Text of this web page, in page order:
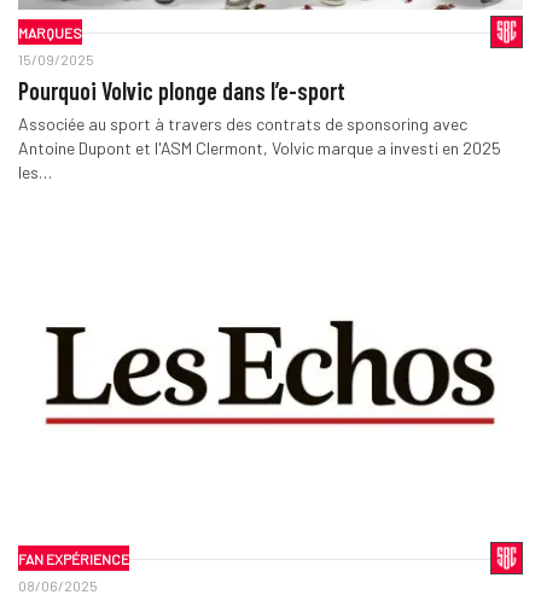
MARQUES
15/09/2025
Pourquoi Volvic plonge dans l’e-sport
Associée au sport à travers des contrats de sponsoring avec
Antoine Dupont et l'ASM Clermont, Volvic marque a investi en 2025
les…
FAN EXPÉRIENCE
08/06/2025